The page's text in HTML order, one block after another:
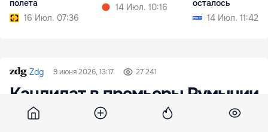
полета
16 Июл. 07:36
14 Июл. 10:16
осталось
14 Июл. 11:42
Zdg 9 июня 2026, 13:17 27 241
Кандидат в премьеры Румынии
отказался от гражданства